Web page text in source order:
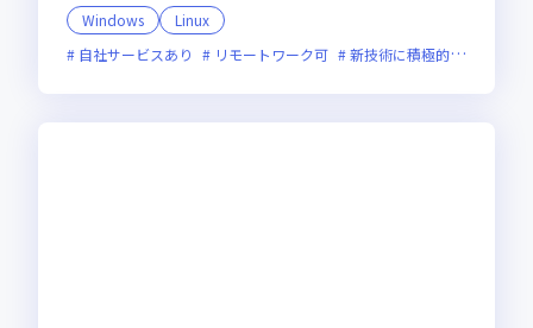
Windows
Linux
自社サービスあり
リモートワーク可 新技術に積極的